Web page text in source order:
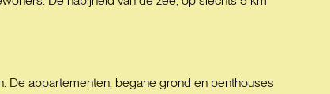
De appartementen, begane grond en penthouses